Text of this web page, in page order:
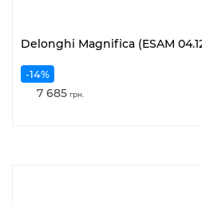
Delonghi Magnifica (ESAM
-14%
7 685 грн.